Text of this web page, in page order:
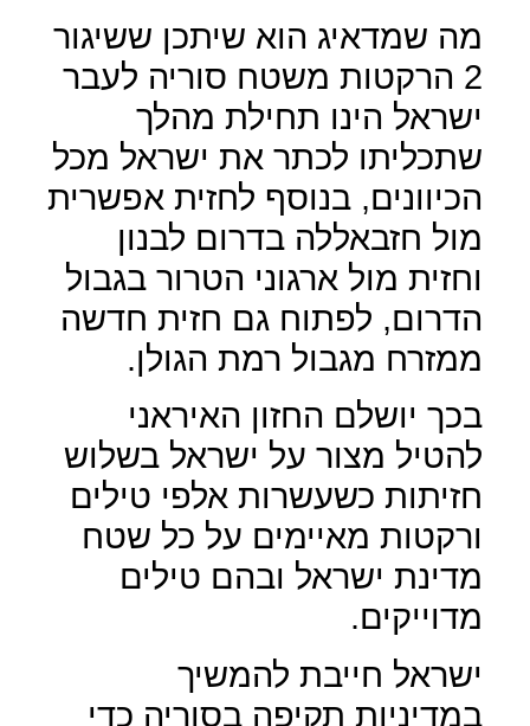
מה שמדאיג הוא שיתכן ששיגור
2 הרקטות משטח סוריה לעבר
ישראל הינו תחילת מהלך
שתכליתו לכתר את ישראל מכל
הכיוונים, בנוסף לחזית אפשרית
מול חזבאללה בדרום לבנון
וחזית מול ארגוני הטרור בגבול
הדרום, לפתוח גם חזית חדשה
ממזרח מגבול רמת הגולן.
בכך יושלם החזון האיראני
להטיל מצור על ישראל בשלוש
חזיתות כשעשרות אלפי טילים
ורקטות מאיימים על כל שטח
מדינת ישראל ובהם טילים
מדוייקים.
ישראל חייבת להמשיך
במדיניות תקיפה בסוריה כדי